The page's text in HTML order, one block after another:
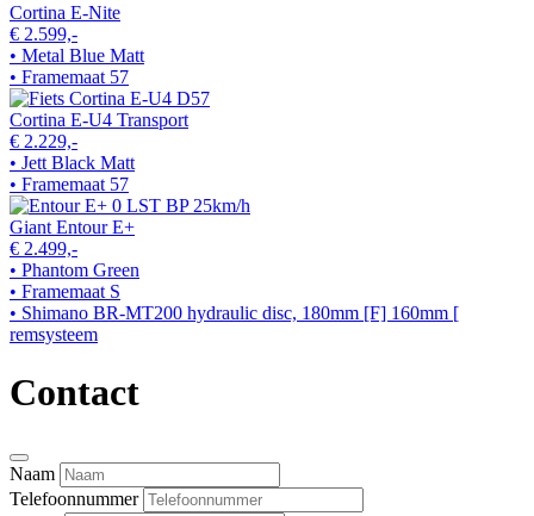
Cortina E-Nite
€ 2.599,-
• Metal Blue Matt
• Framemaat 57
Cortina E-U4 Transport
€ 2.229,-
• Jett Black Matt
• Framemaat 57
Giant Entour E+
€ 2.499,-
• Phantom Green
• Framemaat S
• Shimano BR-MT200 hydraulic disc, 180mm [F] 160mm [
remsysteem
Contact
Naam
Telefoonnummer